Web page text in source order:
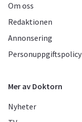
Om oss
Redaktionen
Annonsering
Personuppgiftspolicy
Mer av Doktorn
Nyheter